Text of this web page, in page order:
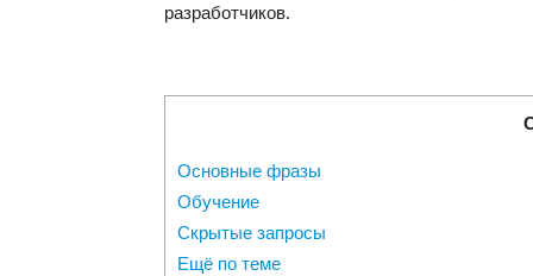
разработчиков.
Основные фразы
Обучение
Скрытые запросы
Ещё по теме